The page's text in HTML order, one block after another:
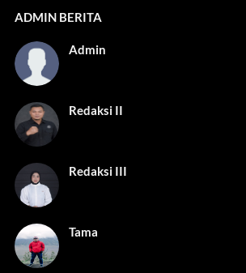
ADMIN BERITA
Admin
Redaksi II
Redaksi III
Tama